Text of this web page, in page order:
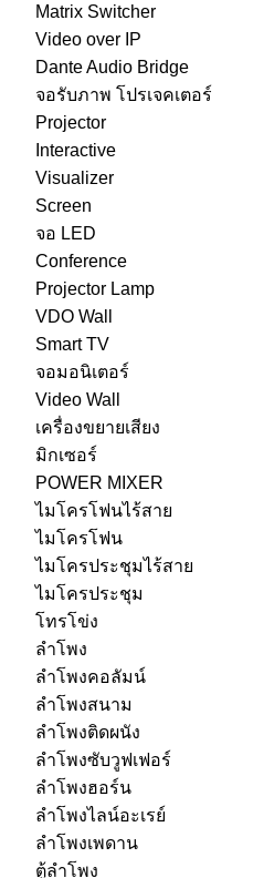
Matrix Switcher
Video over IP
Dante Audio Bridge
จอรับภาพ โปรเจคเตอร์
Projector
Interactive
Visualizer
Screen
จอ LED
Conference
Projector Lamp
VDO Wall
Smart TV
จอมอนิเตอร์
Video Wall
เครื่องขยายเสียง
มิกเซอร์
POWER MIXER
ไมโครโฟนไร้สาย
ไมโครโฟน
ไมโครประชุมไร้สาย
ไมโครประชุม
โทรโข่ง
ลำโพง
ลำโพงคอลัมน์
ลำโพงสนาม
ลำโพงติดผนัง
ลำโพงซับวูฟเฟอร์
ลำโพงฮอร์น
ลำโพงไลน์อะเรย์
ลำโพงเพดาน
ตู้ลำโพง